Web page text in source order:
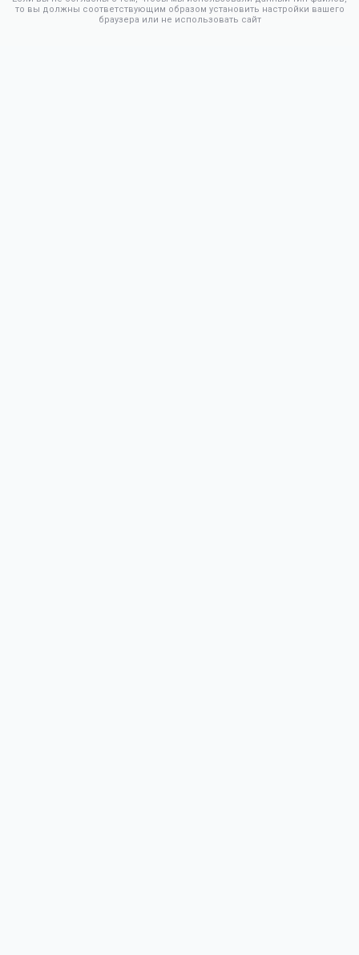
то вы должны соответствующим образом установить настройки вашего
браузера или не использовать сайт